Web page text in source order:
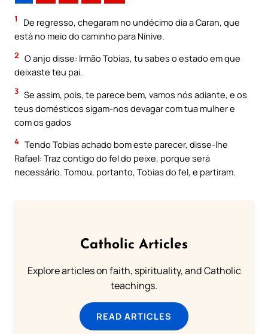
1
De regresso, chegaram no undécimo dia a Caran, que
está no meio do caminho para Nínive.
2 O anjo disse: Irmão Tobias, tu sabes o estado em que
deixaste teu pai.
3 Se assim, pois, te parece bem, vamos nós adiante, e os
teus domésticos sigam-nos devagar com tua mulher e
com os gados
4 Tendo Tobias achado bom este parecer, disse-lhe
Rafael: Traz contigo do fel do peixe, porque será
necessário. Tomou, portanto, Tobias do fel, e partiram.
Catholic Articles
Explore articles on faith, spirituality, and Catholic
teachings.
READ ARTICLES